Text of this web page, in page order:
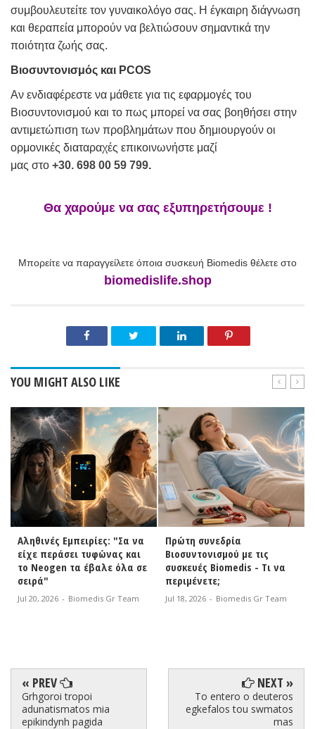
συμβουλευτείτε τον γυναικολόγο σας. Η έγκαιρη διάγνωση
και θεραπεία μπορούν να βελτιώσουν σημαντικά την
ποιότητα ζωής σας.
Βιοσυντονισμός και PCOS
Αν ενδιαφέρεστε να μάθετε για τις εφαρμογές του
Βιοσυντονισμού και το πως μπορεί να σας βοηθήσει στην
αντιμετώπιση των προβλημάτων που δημιουργούν οι
ορμονικές διαταραχές επικοινωνήστε μαζί
μας στο +30. 698 00 59 799.
Θα χαρούμε να σας εξυπηρετήσουμε !
Μπορείτε να παραγγείλετε όποια συσκευή Biomedis θέλετε στο
biomedislife.shop
YOU MIGHT ALSO LIKE
Αληθινές Εμπειρίες: "Σα να
είχε περάσει τυφώνας και
το Neogen τα έβαλε όλα σε
σειρά"
Jul 20, 2026 - Biomedis Gr Team
Πρώτη συνεδρία
Βιοσυντονισμού με τις
συσκευές Biomedis - Τι να
περιμένετε;
Jul 18, 2026 - Biomedis Gr Team
« PREV
Grhgoroi tropoi
adunatismatos mia
epikindynh pagida
NEXT »
To entero o deuteros
egkefalos tou swmatos
mas